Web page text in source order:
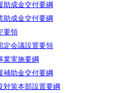
助成金交付要綱
助成金交付要綱
要領
定会議設置要領
業実施要綱
補助金交付要綱
対策本部設置要綱